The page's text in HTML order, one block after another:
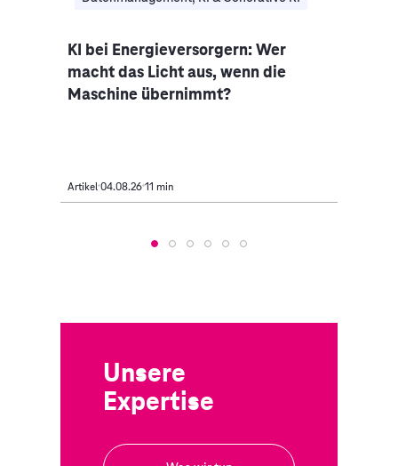
KI bei Energieversorgern: Wer
macht das Licht aus, wenn die
Maschine übernimmt?
Artikel 04.08.26 11 min
Unsere
Expertise